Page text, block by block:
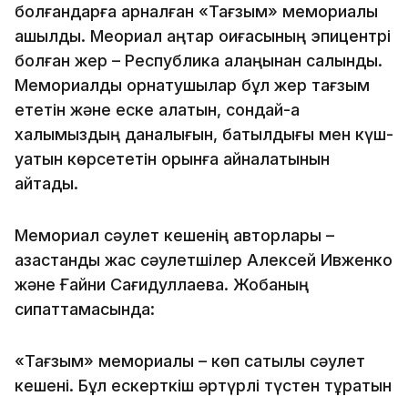
болғандарға арналған «Тағзым» мемориалы
ашылды. Меориал қаңтар оқиғасының эпицентрі
болған жер – Республика алаңынан салынды.
Мемориалды орнатушылар бұл жер тағзым
ететін және еске алатын, сондай-ақ
халқымыздың даналығын, батылдығы мен күш-
қуатын көрсететін орынға айналатынын
айтады.
Мемориал сәулет кешенің авторлары –
қазақстандық жас сәулетшілер Алексей Ивженко
және Ғайни Сағидуллаева. Жобаның
сипаттамасында:
«Тағзым» мемориалы – көп сатылы сәулет
кешені. Бұл ескерткіш әртүрлі түстен тұратын